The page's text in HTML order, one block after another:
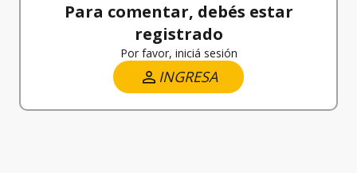
Para comentar, debés estar
registrado
Por favor, iniciá sesión
INGRESA